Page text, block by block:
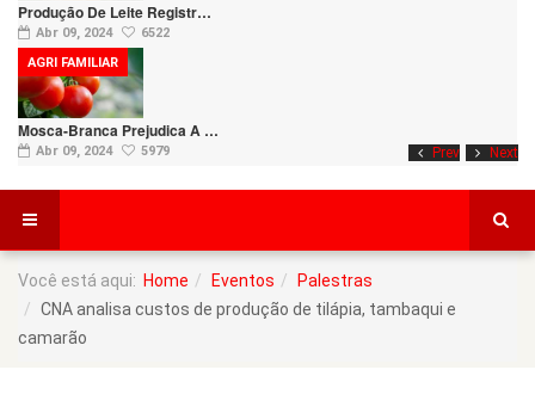
Prev Next
Produção De Leite Registr…
Abr 09, 2024 6522
Mosca-Branca Prejudica A …
Abr 09, 2024 5979
AGRI FAMILIAR
Você está aqui: Home Eventos
Palestras
CNA analisa custos de produção de tilápia, tambaqui e
camarão